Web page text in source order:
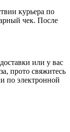
курьера по
чек. После
или у вас
прото свяжитесь
по электронной